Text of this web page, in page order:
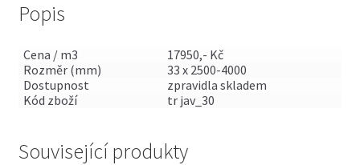
Popis
Cena / m3
17950,- Kč
Rozměr (mm)
33 x 2500-4000
Dostupnost
zpravidla skladem
Kód zboží
tr jav_30
Související produkty